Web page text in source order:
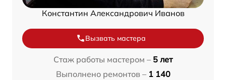
Константин Александрович Иванов
Вызвать мастера
Стаж работы мастером – 5 лет
Выполнено ремонтов – 1 140